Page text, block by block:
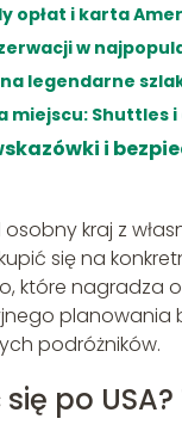
opłat i karta
w
legendarne
miejscu: Shuttles
i
kraj z
się na
które nagradza
planowania
podróżników.
po